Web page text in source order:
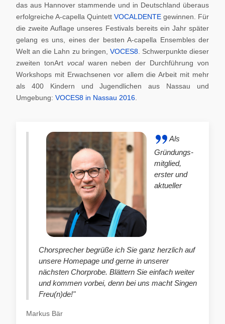
das aus Hannover stammende und in Deutschland überaus
erfolgreiche A-capella Quintett VOCALDENTE gewinnen. Für
die zweite Auflage unseres Festivals bereits ein Jahr später
gelang es uns, eines der besten A-capella Ensembles der
Welt an die Lahn zu bringen, VOCES8. Schwerpunkte dieser
zweiten tonArt vocalwaren neben der Durchführung von
Workshops mit Erwachsenen vor allem die Arbeit mit mehr
als 400 Kindern und Jugendlichen aus Nassau und
Umgebung: VOCES8 in Nassau 2016
Als
Gründungs-
mitglied,
erster und
aktueller
Chorsprecher begrüße ich Sie ganz herzlich auf
unsere Homepage und gerne in unserer
nächsten Chorprobe. Blättern Sie einfach weiter
und kommen vorbei, denn bei uns macht Singen
Freu(n)de!"
Markus Bär